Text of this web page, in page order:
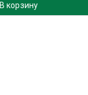
В корзину